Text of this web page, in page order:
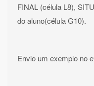
FINAL (célula L8),
do aluno(célula G10).
Envio um exemplo no